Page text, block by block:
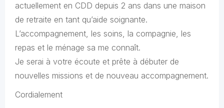
actuellement en CDD depuis 2 ans dans une maison
de retraite en tant qu’aide soignante.
L’accompagnement, les soins, la compagnie, les
repas et le ménage sa me connaît.
Je serai à votre écoute et prête à débuter de
nouvelles missions et de nouveau accompagnement.
Cordialement